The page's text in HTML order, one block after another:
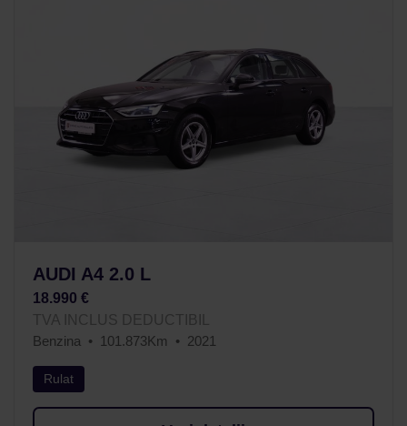
AUDI A4 2.0 L
18.990 €
TVA INCLUS DEDUCTIBIL
Benzina
101.873Km 2021
Rulat